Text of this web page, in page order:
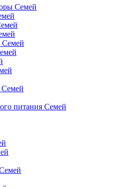
Семей
Семей
Семей
питания Семей